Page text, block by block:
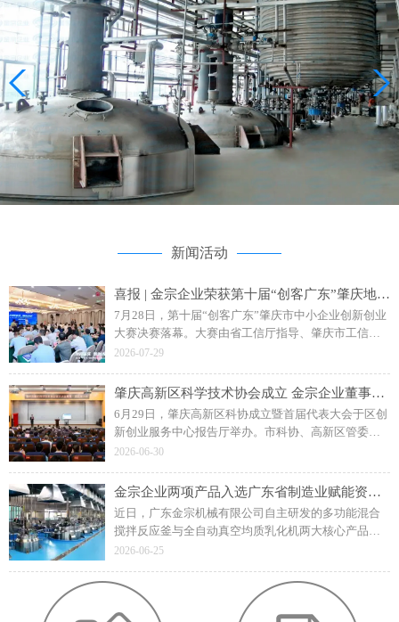
新闻活动
喜报 | 金宗企业荣获第十届“创客广东”肇庆地市赛二等奖
7月28日，第十届“创客广东”肇庆市中小企业创新创业
大赛决赛落幕。大赛由省工信厅指导、肇庆市工信局
主办，主题为“创客肇庆智创未来”。广东金宗机械“水
2026-07-29
肇庆高新区科学技术协会成立 金宗企业董事长钟日强当选副主席
6月29日，肇庆高新区科协成立暨首届代表大会于区创
新创业服务中心报告厅举办。市科协、高新区管委会
相关领导，各单位、科研院校及金宗机械等企业代表
2026-06-30
金宗企业两项产品入选广东省制造业赋能资源名录
近日，广东金宗机械有限公司自主研发的多功能混合
搅拌反应釜与全自动真空均质乳化机两大核心产品凭
借技术先进性与成熟应用价值顺利通过遴选，标志着
获得省级官方认定。
2026-06-25